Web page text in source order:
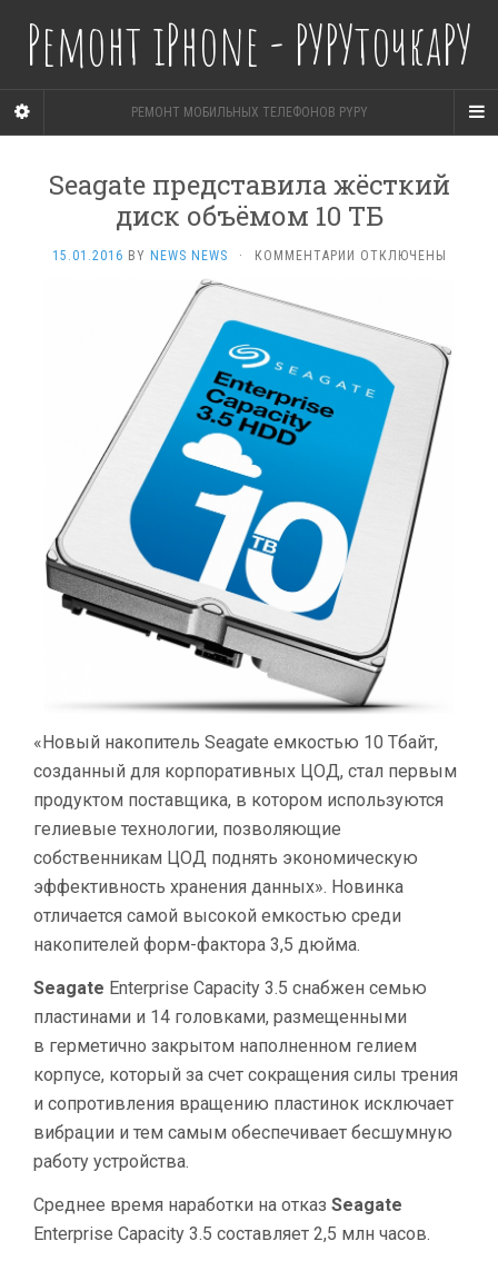
Ремонт iPhone - РУРУточкаРУ
РЕМОНТ МОБИЛЬНЫХ ТЕЛЕФОНОВ PYPY
Seagate представила жёсткий
диск объёмом 10 ТБ
15.01.2016 BY NEWS NEWS · КОММЕНТАРИИ К
ПРЕДСТАВИЛА
ЖЁСТКИЙ
ДИСК
ОБЪЁМОМ
10
ОТКЛЮЧЕНЫ
«Новый накопитель Seagate емкостью 10 Тбайт,
созданный для корпоративных ЦОД, стал первым
продуктом поставщика, в котором используются
гелиевые технологии, позволяющие
собственникам ЦОД поднять экономическую
эффективность хранения данных». Новинка
отличается самой высокой емкостью среди
накопителей форм-фактора 3,5 дюйма.
Seagate Enterprise Capacity 3.5 снабжен семью
пластинами и 14 головками, размещенными
в герметично закрытом наполненном гелием
корпусе, который за счет сокращения силы трения
и сопротивления вращению пластинок исключает
вибрации и тем самым обеспечивает бесшумную
работу устройства.
Среднее время наработки на отказ Seagate
Enterprise Capacity 3.5 составляет 2,5 млн часов.